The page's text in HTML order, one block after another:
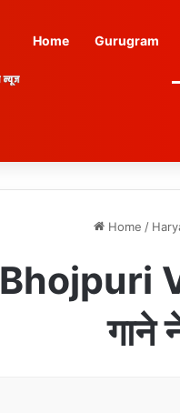
Home Gurugram
Home /
Bhojpuri
गाने